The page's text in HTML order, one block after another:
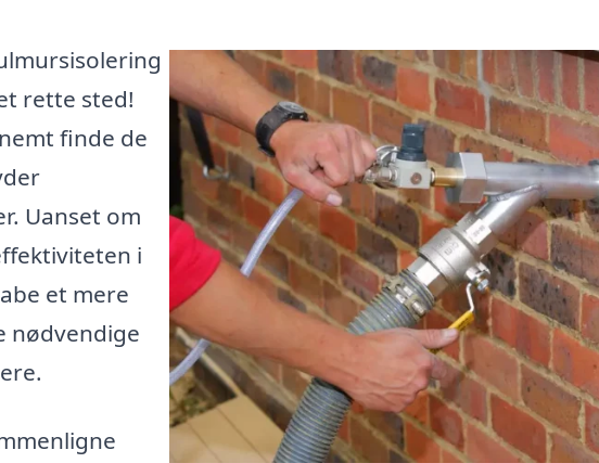
rette sted!
finde de
Uanset om
i
et mere
nødvendige